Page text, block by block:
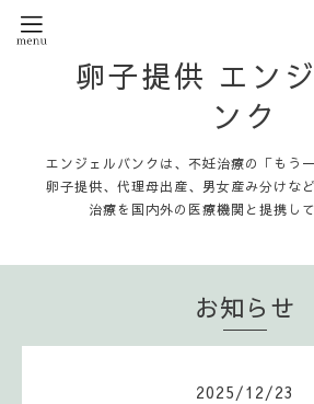
卵子提供 エン
ンク
エンジェルバンクは、不妊治療の「もう
卵子提供、代理母出産、男女産み分けな
治療を国内外の医療機関と提携し
お知らせ
2025/12/23